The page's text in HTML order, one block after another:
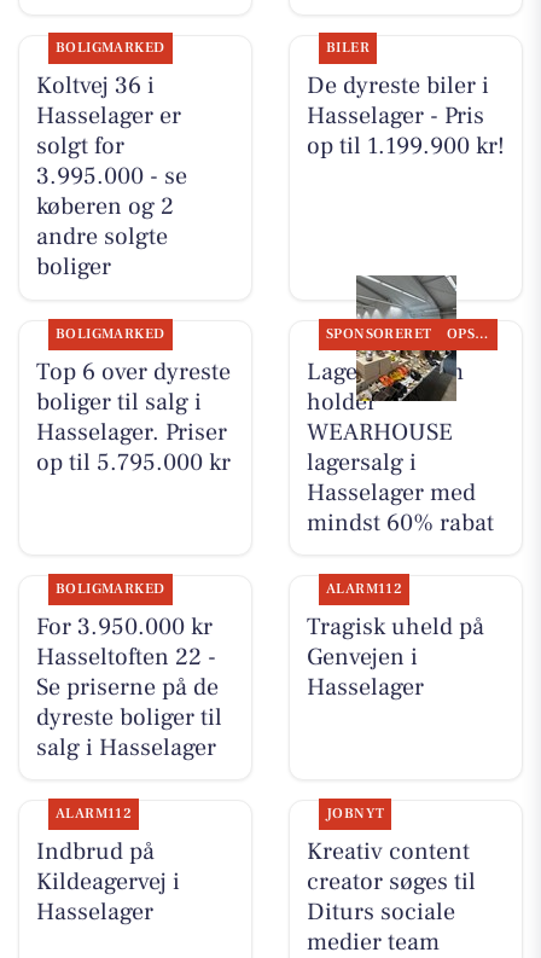
BOLIGMARKED
Koltvej 36 i
Hasselager er
solgt for
3.995.000 - se
køberen og 2
andre solgte
boliger
BILER
De dyreste biler i
Hasselager - Pris
op til 1.199.900 kr!
BOLIGMARKED
Top 6 over dyreste
boliger til salg i
Hasselager. Priser
op til 5.795.000 kr
SPONSORERET OPSLAGSTAVLEN
Lagersalg.com
holder
WEARHOUSE
lagersalg i
Hasselager med
mindst 60% rabat
BOLIGMARKED
For 3.950.000 kr
Hasseltoften 22 -
Se priserne på de
dyreste boliger til
salg i Hasselager
ALARM112
Tragisk uheld på
Genvejen i
Hasselager
ALARM112
Indbrud på
Kildeagervej i
Hasselager
JOBNYT
Kreativ content
creator søges til
Diturs sociale
medier team